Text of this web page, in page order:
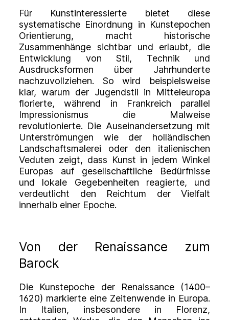
Für Kunstinteressierte bietet diese
systematische Einordnung in Kunstepochen
Orientierung, macht historische
Zusammenhänge sichtbar und erlaubt, die
Entwicklung von Stil, Technik und
Ausdrucksformen über Jahrhunderte
nachzuvollziehen. So wird beispielsweise
klar, warum der Jugendstil in Mitteleuropa
florierte, während in Frankreich parallel
Impressionismus die Malweise
revolutionierte. Die Auseinandersetzung mit
Unterströmungen wie der holländischen
Landschaftsmalerei oder den italienischen
Veduten zeigt, dass Kunst in jedem Winkel
Europas auf gesellschaftliche Bedürfnisse
und lokale Gegebenheiten reagierte, und
verdeutlicht den Reichtum der Vielfalt
innerhalb einer Epoche.
Von der Renaissance zum
Barock
Die Kunstepoche der Renaissance(1400–
1620) markierte eine Zeitenwende in Europa.
In Italien, insbesondere in Florenz,